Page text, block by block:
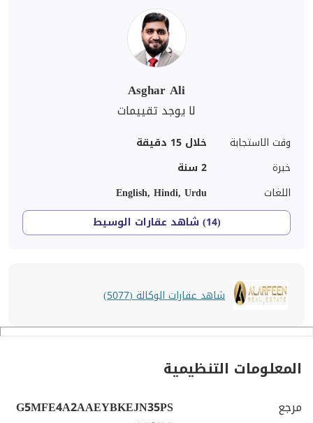
Asghar Ali
لا يوجد تقييمات
وقت الاستجابة
خلال 15 دقيقة
خبرة
2 سنة
اللغات
English, Hindi, Urdu
(14) شاهد عقارات الوسيط
شاهد عقارات الوكالة (5077)
المعلومات التنظيمية
مرجع
G5MFE4A2AAEYBKEJN35PS